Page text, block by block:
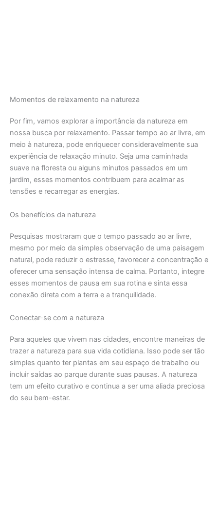
Momentos de relaxamento na natureza
Por fim, vamos explorar a importância da natureza em
nossa busca por relaxamento. Passar tempo ao ar livre, em
meio à natureza, pode enriquecer consideravelmente sua
experiência de relaxação minuto. Seja uma caminhada
suave na floresta ou alguns minutos passados em um
jardim, esses momentos contribuem para acalmar as
tensões e recarregar as energias.
Os benefícios da natureza
Pesquisas mostraram que o tempo passado ao ar livre,
mesmo por meio da simples observação de uma paisagem
natural, pode reduzir o estresse, favorecer a concentração e
oferecer uma sensação intensa de calma. Portanto, integre
esses momentos de pausa em sua rotina e sinta essa
conexão direta com a terra e a tranquilidade.
Conectar-se com a natureza
Para aqueles que vivem nas cidades, encontre maneiras de
trazer a natureza para sua vida cotidiana. Isso pode ser tão
simples quanto ter plantas em seu espaço de trabalho ou
incluir saídas ao parque durante suas pausas. A natureza
tem um efeito curativo e continua a ser uma aliada preciosa
do seu bem-estar.